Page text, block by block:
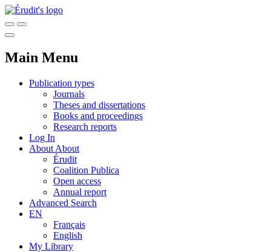
Main Menu
Publication types
Journals
Theses and dissertations
Books and proceedings
Research reports
Log In
About About
Érudit
Coalition Publica
Open access
Annual report
Advanced Search
EN
Français
English
My Library